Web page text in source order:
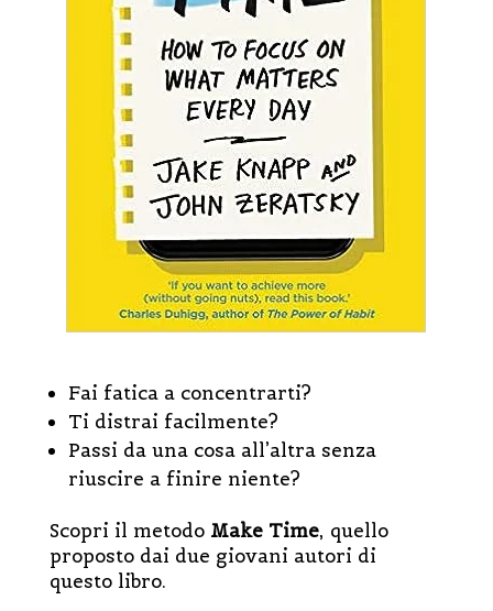
Fai fatica a concentrarti?
Ti distrai facilmente?
Passi da una cosa all’altra senza
riuscire a finire niente?
Scopri il metodo Make Time, quello
proposto dai due giovani autori di
questo libro.